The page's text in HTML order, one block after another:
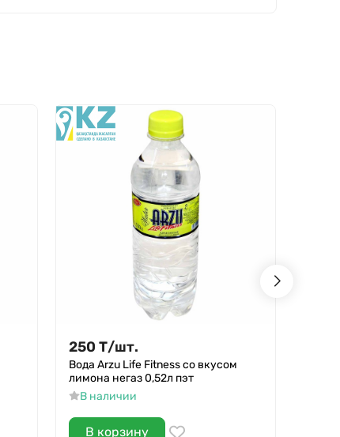
250 Т/шт.
Вода Arzu Life Fitness со вкусом
лимона негаз 0,52л пэт
В наличии
В корзину